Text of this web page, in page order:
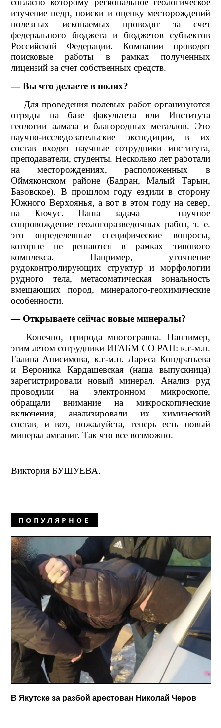
изучение недр, поиски и оценку месторождений
полезных ископаемых проводят за счет
федерального бюджета и бюджетов субъектов
Российской Федерации. Компании проводят
поисковые работы в рамках полученных
лицензий за счет собственных средств.
— Вы что делаете в полях?
— Для проведения полевых работ организуются
отряды на базе факультета или Института
геологии алмаза и благородных металлов. Это
научно-исследовательские экспедиции, в их
состав входят научные сотрудники института,
преподаватели, студенты. Несколько лет работали
на месторождениях, расположенных в
Оймяконском районе (Бадран, Малый Тарын,
Базовское). В прошлом году ездили в сторону
Южного Верхоянья, а вот в этом году на север,
на Кючус. Наша задача — научное
сопровождение геологоразведочных работ, т. е.
это определенные специфические вопросы,
которые не решаются в рамках типового
комплекса. Например, уточнение
рудоконтролирующих структур и морфологии
рудного тела, метасоматическая зональность
вмещающих пород, минералого-геохимические
особенности.
— Открываете сейчас новые минералы?
— Конечно, природа многогранна. Например,
этим летом сотрудники ИГАБМ СО РАН: к.г-м.н.
Галина Анисимова, к.г-м.н. Лариса Кондратьева
и Вероника Кардашевская (наша выпускница)
зарегистрировали новый минерал. Анализ руд
проводили на электронном микроскопе,
обращали внимание на микроскопические
включения, анализировали их химический
состав, и вот, пожалуйста, теперь есть новый
минерал амганит. Так что все возможно.
Виктория БУШУЕВА.
ПОПУЛЯРНОЕ
В Якутске за разбой арестован Николай Черов